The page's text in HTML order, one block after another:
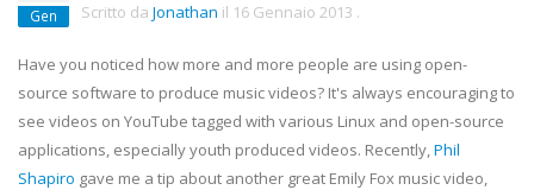
Gen Scritto da Jonathan il 16 Gennaio 2013 .
Have you noticed how more and more people are using open-
source software to produce music videos? It's always encouraging to
see videos on YouTube tagged with various Linux and open-source
applications, especially youth produced videos. Recently,Phil
Shapiro gave me a tip about another great Emily Fox music video,